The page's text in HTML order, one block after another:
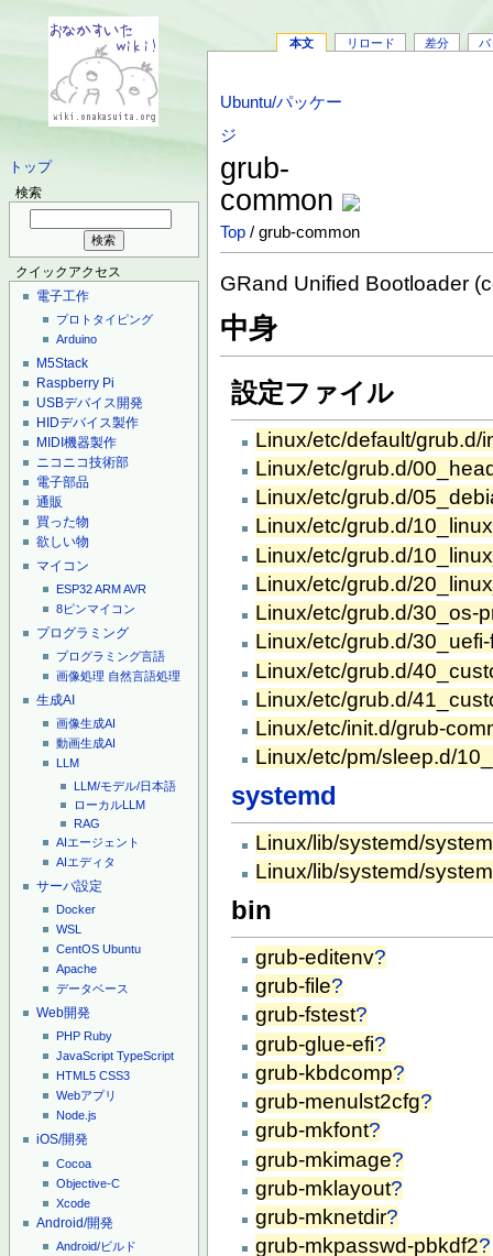
トップ
検索
クイックアクセス
電子工作
プロトタイピング
Arduino
M5Stack
Raspberry Pi
USBデバイス開発
HIDデバイス製作
MIDI機器製作
ニコニコ技術部
電子部品
通販
買った物
欲しい物
マイコン
ESP32ARMAVR
8ピンマイコン
プログラミング
プログラミング言語
画像処理 自然言語処理
生成AI
画像生成AI
動画生成AI
LLM
LLM/モデル/日本語
ローカルLLM
RAG
AIエージェント
AIエディタ
サーバ設定
Docker
WSL
CentOS Ubuntu
Apache
データベース
Web開発
PHP Ruby
JavaScript TypeScript
HTML5 CSS3
Webアプリ
Node.js
iOS/開発
Cocoa
Objective-C
Xcode
Android/開発
Android/ビルド
本文 リロード 差分 バ
Ubuntu/パッケー
ジ
grub-
common
Top / grub-common
GRand Unified Bootloader
中身
設定ファイル
Linux/etc/default/grub.d/
Linux/etc/grub.d/
Linux/etc/grub.d/
Linux/etc/grub.d/10_linux
Linux/etc/grub.d/
Linux/etc/grub.d/
Linux/etc/grub.d/30_os-
Linux/etc/grub.d/
Linux/etc/grub.d/
Linux/etc/grub.d/
Linux/etc/init.d/grub-
Linux/etc/pm/sleep.d/
systemd
Linux/lib/systemd/
Linux/lib/systemd/
bin
grub-editenv?
grub-file?
grub-fstest?
grub-glue-efi?
grub-kbdcomp?
grub-menulst2cfg?
grub-mkfont?
grub-mkimage?
grub-mklayout?
grub-mknetdir?
grub-mkpasswd-pbkdf2?